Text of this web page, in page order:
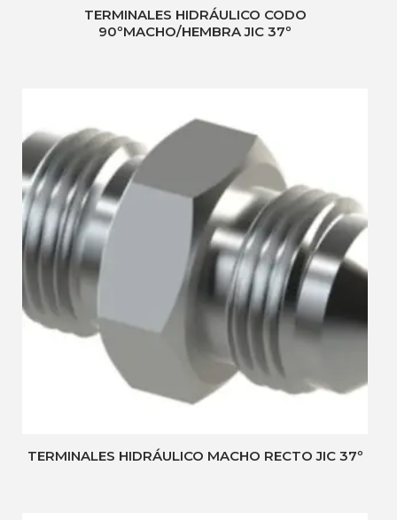
TERMINALES HIDRÁULICO CODO
90ºMACHO/HEMBRA JIC 37º
TERMINALES HIDRÁULICO MACHO RECTO JIC 37º